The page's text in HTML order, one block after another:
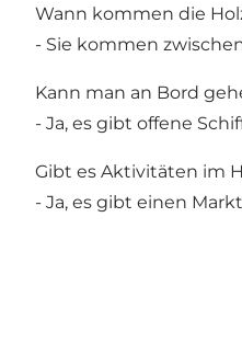
Wann kommen die
- Sie kommen
Kann man an Bord
- Ja, es gibt offene
Gibt es Aktivitäten im
- Ja, es gibt einen